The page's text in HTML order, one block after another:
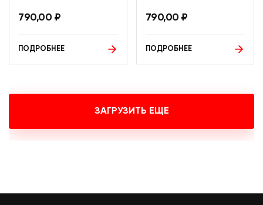
790,00 ₽
ПОДРОБНЕЕ
790,00 ₽
ПОДРОБНЕЕ
ЗАГРУЗИТЬ ЕЩЕ